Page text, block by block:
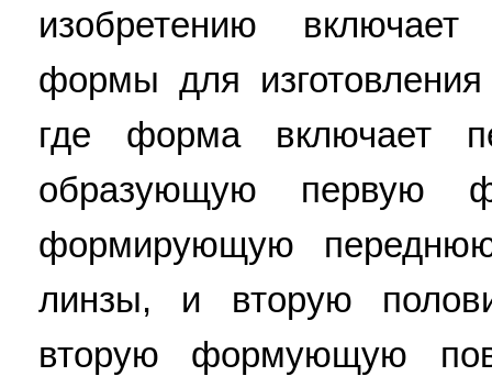
изобретению включает
формы для изготовления
где форма включает
образующую первую
формирующую переднюю
линзы, и вторую
вторую формующую